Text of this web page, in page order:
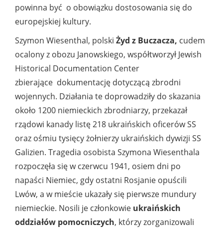
powinna być o obowiązku dostosowania się do
europejskiej kultury.
Szymon Wiesenthal, polski Żyd z Buczacza, cudem
ocalony z obozu Janowskiego, współtworzył Jewish
Historical Documentation Center
zbierające dokumentację dotyczącą zbrodni
wojennych. Działania te doprowadziły do skazania
około 1200 niemieckich zbrodniarzy, przekazał
rządowi kanady listę 218 ukraińskich oficerów SS
oraz ośmiu tysięcy żołnierzy ukraińskich dywizji SS
Galizien. Tragedia osobista Szymona Wiesenthala
rozpoczęła się w czerwcu 1941, osiem dni po
napaści Niemiec, gdy ostatni Rosjanie opuścili
Lwów, a w mieście ukazały się pierwsze mundury
niemieckie. Nosili je członkowie ukraińskich
oddziałów pomocniczych, którzy zorganizowali